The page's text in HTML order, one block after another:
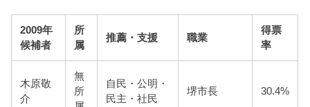
2009年
候補者
所
属
推薦・支援 職業
得票
率
木原敬
介
無
所
自民・公明・
民主・社民
堺市長 30.4%